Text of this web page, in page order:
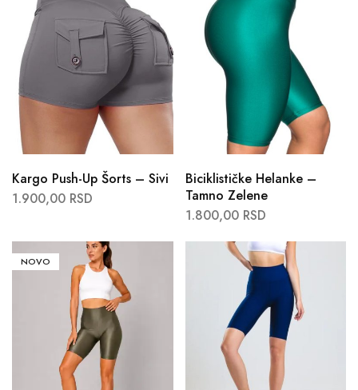
Kargo Push-Up Šorts – Sivi
1.900,00 RSD
Biciklističke Helanke –
Tamno Zelene
1.800,00 RSD
NOVO